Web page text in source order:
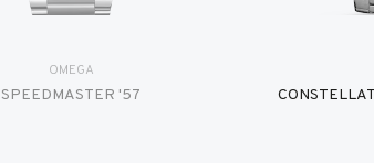
OMEGA
SPEEDMASTER '57